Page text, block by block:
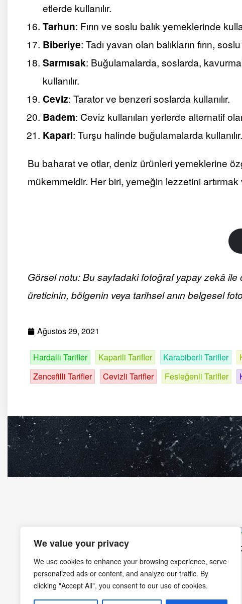
We value your privacy
We use cookies to enhance your browsing experience, serve
personalized ads or content, and analyze our traffic. By
clicking "Accept All", you consent to our use of cookies.
etlerde kullanılır.
Tarhun: Fırın ve soslu balık yemeklerinde
Biberiye: Tadı yavan olan balıkların fırın,
Sarmısak: Buğulamalarda, soslarda,
kullanılır.
Ceviz: Tarator ve benzeri soslarda kullanılır.
Badem: Ceviz kullanılan yerlerde alternatif
Kapari: Turşu halinde buğulamalarda kullanılır.
Bu baharat ve otlar, deniz ürünleri yemeklerine
mükemmeldir. Her biri, yemeğin lezzetini
Görsel notu: Bu sayfadaki fotoğraf yapay zekâ
üreticinin, bölgenin veya tarihsel anın belgesel
Ağustos 29, 2021
Hardallı Tarifler Kaparili Tarifler Karabiberli Tarifler
Zencefilli Tarifler
Cevizli Tarifler Fesleğenli Tarifler